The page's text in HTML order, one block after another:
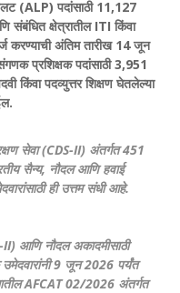
(ALP) पदांसाठी 11,127
संबंधित क्षेत्रातील ITI किंवा
करण्याची अंतिम तारीख 14 जून
प्रशिक्षक पदांसाठी 3,951
किंवा पदव्युत्तर शिक्षण घेतलेल्या
सेवा (CDS-II) अंतर्गत 451
सैन्य, नौदल आणि हवाई
ही उत्तम संधी आहे.
II) आणि नौदल अकादमीसाठी
9 जून 2026 पर्यंत
AFCAT 02/2026 अंतर्गत